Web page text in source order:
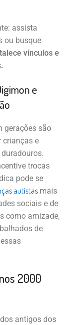
assista
ou busque
vínculos e
e
gerações são
crianças e
trocas
pode se
autistas mais
sociais e de
como amizade,
de
2000
antigos dos